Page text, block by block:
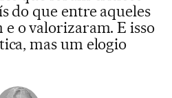
do que entre aqueles
o valorizaram. E isso
mas um elogio